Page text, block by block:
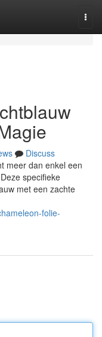
Discuss
meer dan enkel een
specifieke
met een zachte
folie-